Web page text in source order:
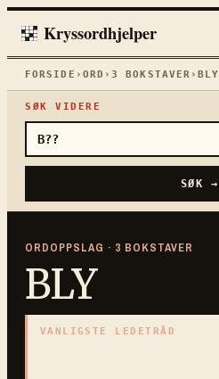
Kryssordhjelper
FORSIDE › ORD ›3 BOKSTAVER ›BLY
SØK VIDERE
SØK →
ORDOPPSLAG · 3 BOKSTAVER
BLY
VANLIGSTE LEDETRÅD